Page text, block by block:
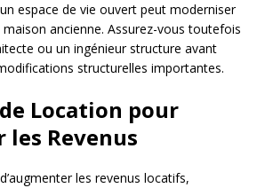
espace de vie ouvert peut moderniser
ancienne. Assurez-vous toutefois
ou un ingénieur structure avant
structurelles importantes.
Location pour
Revenus
les revenus locatifs,